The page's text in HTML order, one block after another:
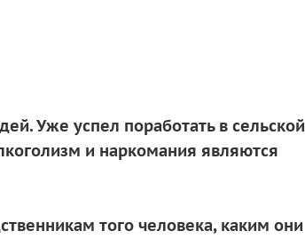
Уже успел поработать в сельской
и наркомания являются
того человека, каким они